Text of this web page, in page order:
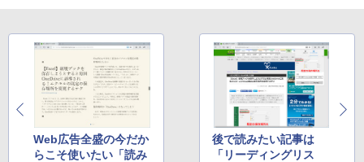
Web広告全盛の今だか
らこそ使いたい「読み
後で読みたい記事は
「リーディングリス